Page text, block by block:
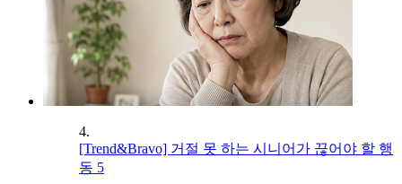
4.
[Trend&Bravo] 거절 못 하는 시니어가 끊어야 할 행
동 5